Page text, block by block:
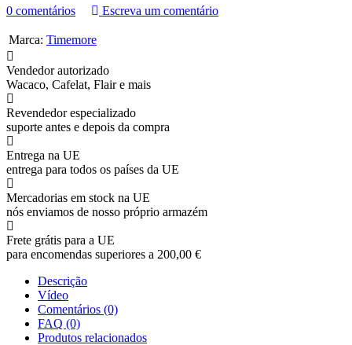
0 comentários
Escreva um comentário
Marca: Timemore
Vendedor autorizado
Wacaco, Cafelat, Flair e mais
Revendedor especializado
suporte antes e depois da compra
Entrega na UE
entrega para todos os países da UE
Mercadorias em stock na UE
nós enviamos de nosso próprio armazém
Frete grátis para a UE
para encomendas superiores a 200,00 €
Descrição
Vídeo
Comentários (0)
FAQ (0)
Produtos relacionados